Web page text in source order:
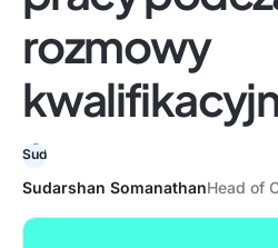
rozmowy
Sudarshan SomanathanHead of